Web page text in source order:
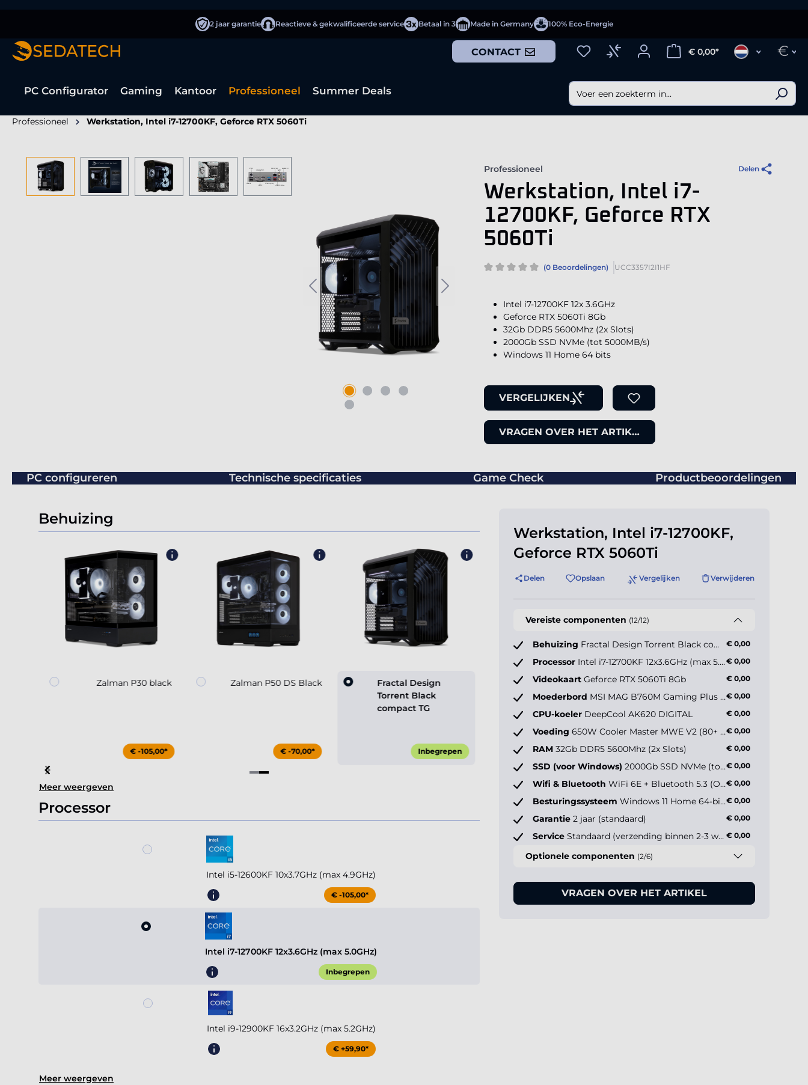
2 jaar garantie Reactieve & gekwalificeerde service Betaal in 3 Made in Germany 100% Eco-Energie
CONTACT € 0,00* €
PC Configurator Gaming Kantoor Professioneel Summer Deals
Professioneel Werkstation, Intel i7-12700KF, Geforce RTX 5060Ti
Afbeeldingengalerij overslaan
Professioneel Delen
Werkstation, Intel i7-
12700KF, Geforce RTX
5060Ti
(0 Beoordelingen) UCC3357I2I1HF
Intel i7-12700KF 12x 3.6GHz
Geforce RTX 5060Ti 8Gb
32Gb DDR5 5600Mhz (2x Slots)
2000Gb SSD NVMe (tot 5000MB/s)
Windows 11 Home 64 bits
VERGELIJKEN
VRAGEN OVER HET ARTIKEL
PC configureren Technische specificaties Game Check Productbeoordelingen
Behuizing
Zalman P30 black
€ -105,00*
Zalman P50 DS Black
€ -70,00*
Fractal Design
Torrent Black
compact TG
Inbegrepen
Item
4
of
4
Meer weergeven
Processor
Intel i5-12600KF 10x3.7GHz (max 4.9GHz)
€ -105,00*
Intel i7-12700KF 12x3.6GHz (max 5.0GHz)
Inbegrepen
Intel i9-12900KF 16x3.2GHz (max 5.2GHz)
€ +59,90*
Meer weergeven
Werkstation, Intel i7-12700KF,
Geforce RTX 5060Ti
Delen Opslaan Vergelijken Verwijderen
Vereiste componenten (12/12)
Behuizing Fractal Design Torrent Black compact TG € 0,00
Processor Intel i7-12700KF 12x3.6GHz (max 5.0GHz)€ 0,00
Videokaart Geforce RTX 5060Ti 8Gb € 0,00
Moederbord MSI MAG B760M Gaming Plus WiFi€ 0,00
CPU-koeler DeepCool AK620 DIGITAL € 0,00
Voeding 650W Cooler Master MWE V2 (80+ Gold)€ 0,00
RAM 32Gb DDR5 5600Mhz (2x Slots) € 0,00
SSD (voor Windows) 2000Gb SSD NVMe (tot 5000MB/s)€ 0,00
Wifi & Bluetooth WiFi 6E + Bluetooth 5.3 (Onboard)€ 0,00
Besturingssysteem Windows 11 Home 64-bit NL€ 0,00
Garantie 2 jaar (standaard) € 0,00
Service Standaard (verzending binnen 2-3 werkdagen) € 0,00
Optionele componenten (2/6)
VRAGEN OVER HET ARTIKEL